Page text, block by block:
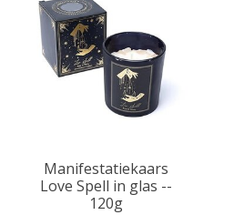
Manifestatiekaars
Love Spell in glas --
120g